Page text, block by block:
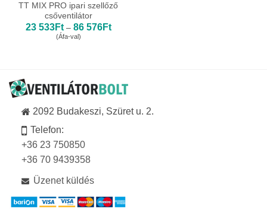
TT MIX PRO ipari szellőző
csőventilátor
23 533Ft – 86 576FtÁrtartomány:
(Áfa-val)
2092 Budakeszi, Szüret u. 2.
Telefon:
+36 23 750850
+36 70 9439358
Üzenet küldés